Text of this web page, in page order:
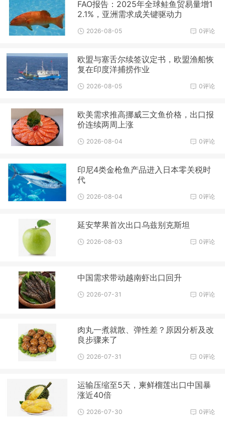
FAO报告：2025年全球鲑鱼贸易量增1
2.1%，亚洲需求成关键驱动力
0评论
2026-08-05
欧盟与塞舌尔续签议定书，欧盟渔船恢
复在印度洋捕捞作业
0评论
2026-08-05
欧美需求推高挪威三文鱼价格，出口报
价连续两周上涨
0评论
2026-08-04
印尼4类金枪鱼产品进入日本零关税时
代
0评论
2026-08-04
延安苹果首次出口乌兹别克斯坦
0评论
2026-08-03
中国需求带动越南虾出口回升
0评论
2026-07-31
肉丸一煮就散、弹性差？原因分析及改
良步骤来了
0评论
2026-07-31
运输压缩至5天，柬鲜榴莲出口中国暴
涨近40倍
0评论
2026-07-30